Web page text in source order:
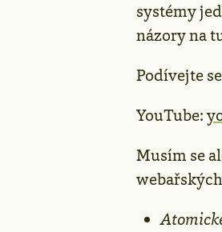
systémy
názory na
Podívejte
YouTube:
Musím se